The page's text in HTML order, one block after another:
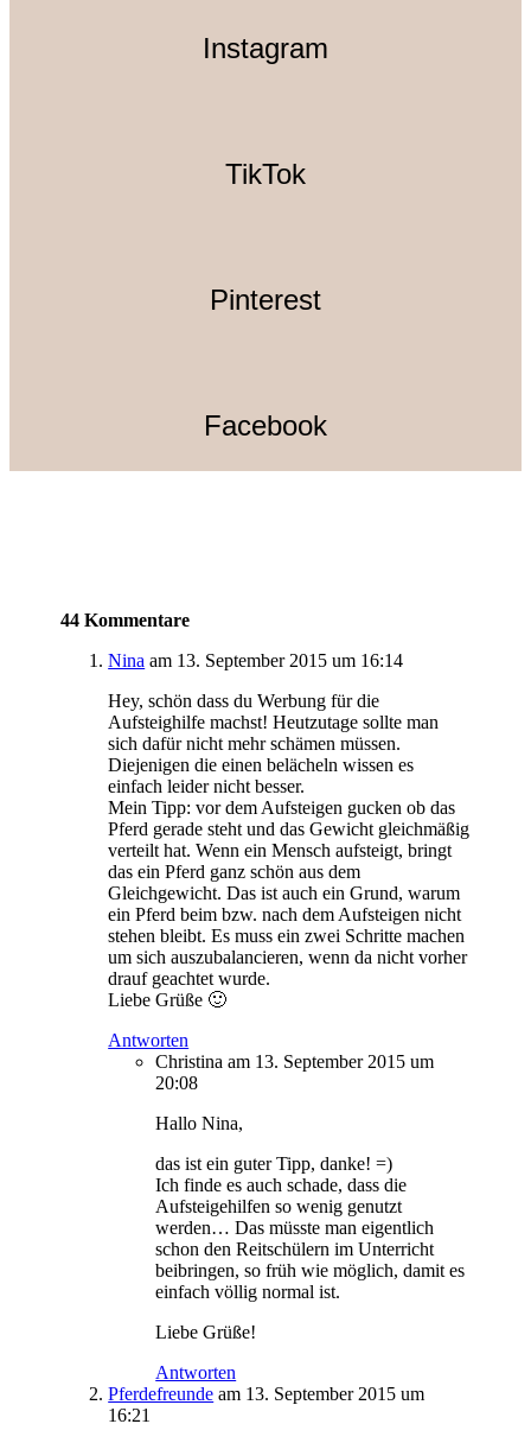
Instagram
TikTok
Pinterest
Facebook
44 Kommentare
Nina am 13. September 2015 um 16:14
Hey, schön dass du Werbung für die
Aufsteighilfe machst! Heutzutage sollte man
sich dafür nicht mehr schämen müssen.
Diejenigen die einen belächeln wissen es
einfach leider nicht besser.
Mein Tipp: vor dem Aufsteigen gucken ob das
Pferd gerade steht und das Gewicht gleichmäßig
verteilt hat. Wenn ein Mensch aufsteigt, bringt
das ein Pferd ganz schön aus dem
Gleichgewicht. Das ist auch ein Grund, warum
ein Pferd beim bzw. nach dem Aufsteigen nicht
stehen bleibt. Es muss ein zwei Schritte machen
um sich auszubalancieren, wenn da nicht vorher
drauf geachtet wurde.
Liebe Grüße 🙂
Antworten
Christina am 13. September 2015 um
20:08
Hallo Nina,
das ist ein guter Tipp, danke! =)
Ich finde es auch schade, dass die
Aufsteigehilfen so wenig genutzt
werden… Das müsste man eigentlich
schon den Reitschülern im Unterricht
beibringen, so früh wie möglich, damit es
einfach völlig normal ist.
Liebe Grüße!
Antworten
Pferdefreunde am 13. September 2015 um
16:21